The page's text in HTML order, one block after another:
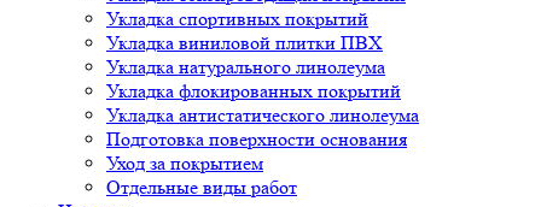
Укладка спортивных покрытий
Укладка виниловой плитки ПВХ
Укладка натурального линолеума
Укладка флокированных покрытий
Укладка антистатического линолеума
Подготовка поверхности основания
Уход за покрытием
Отдельные виды работ